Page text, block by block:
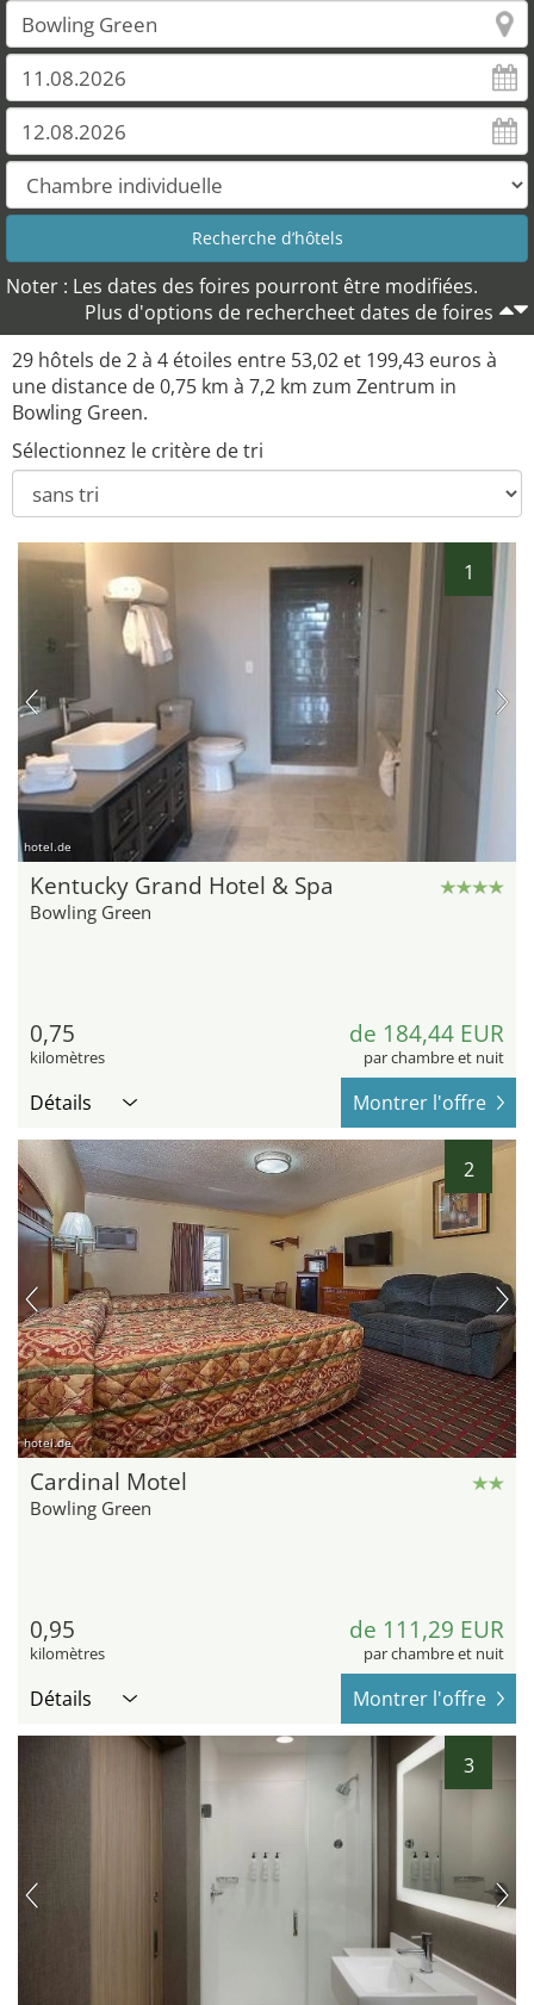
Noter : Les dates des foires pourront être modifiées.
Plus d'options de rechercheet dates de foires
29 hôtels de 2 à 4 étoiles entre 53,02 et 199,43 euros à
une distance de 0,75 km à 7,2 km zum Zentrum in
Bowling Green.
Sélectionnez le critère de tri
1
hotel.de
Kentucky Grand Hotel & Spa
Bowling Green
0,75
kilomètres
de 184,44 EUR
par chambre et nuit
Détails Montrer l'offre
2
hotel.de
Cardinal Motel
Bowling Green
0,95
kilomètres
de 111,29 EUR
par chambre et nuit
Détails Montrer l'offre
3